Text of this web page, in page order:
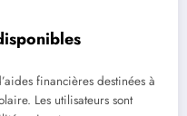
financières destinées à
Les utilisateurs sont